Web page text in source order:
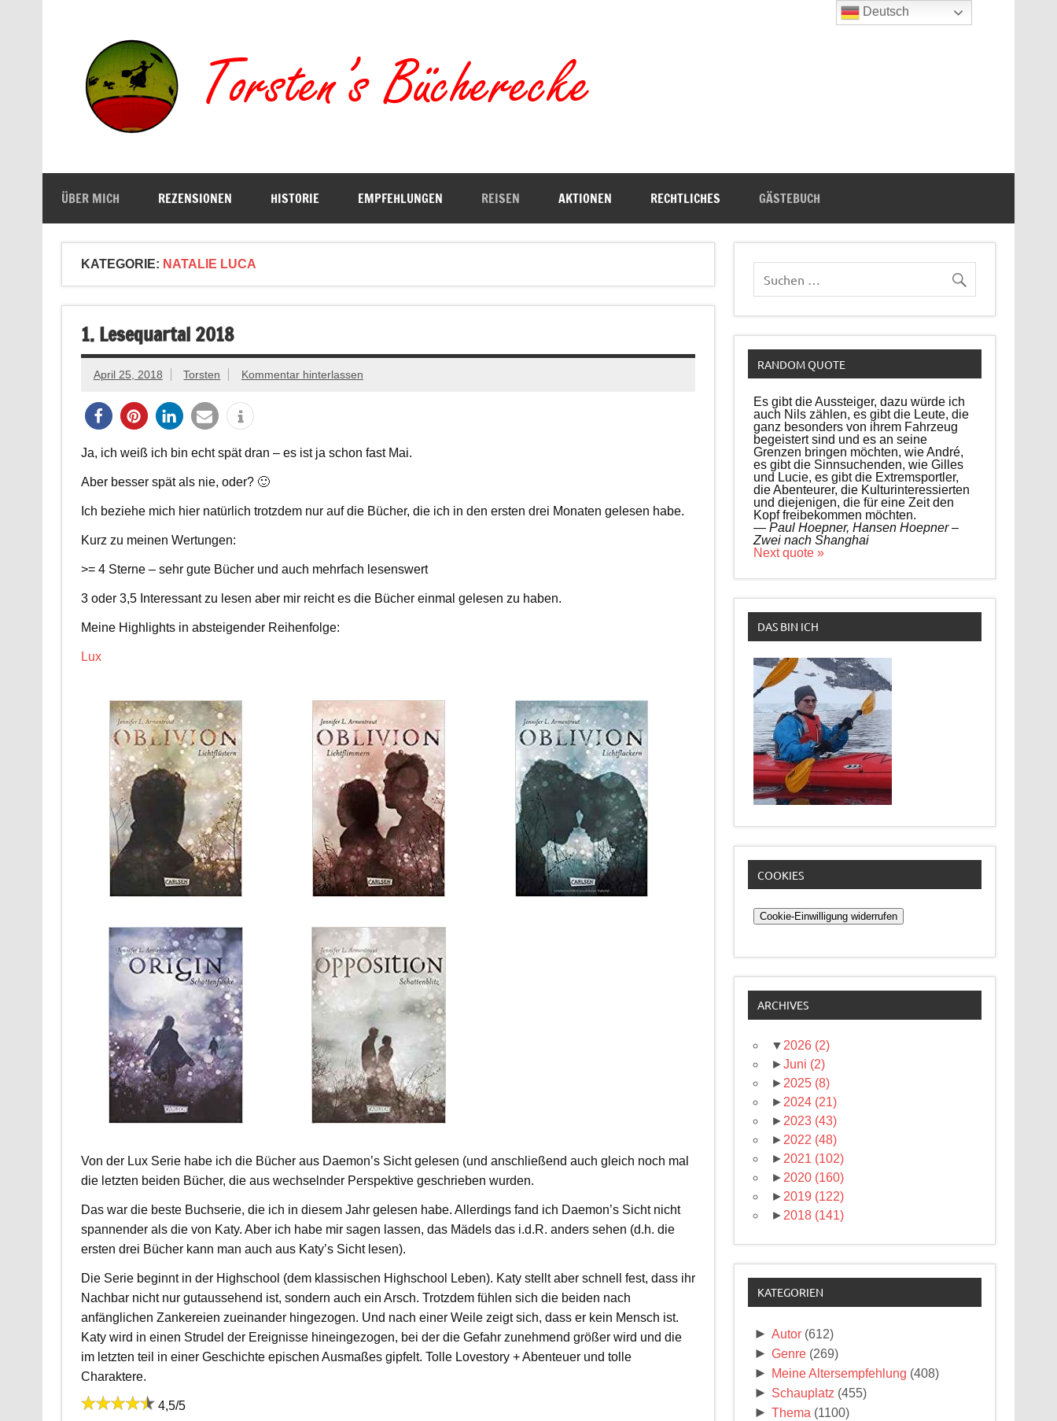
ÜBER MICH REZENSIONEN HISTORIE EMPFEHLUNGEN REISEN AKTIONEN RECHTLICHES GÄSTEBUCH
KATEGORIE: NATALIE LUCA
1. Lesequartal 2018
April 25, 2018 Torsten Kommentar hinterlassen
Ja, ich weiß ich bin echt spät dran – es ist ja schon fast Mai.
Aber besser spät als nie, oder? 🙂
Ich beziehe mich hier natürlich trotzdem nur auf die Bücher, die ich in den ersten drei Monaten gelesen habe.
Kurz zu meinen Wertungen:
>= 4 Sterne – sehr gute Bücher und auch mehrfach lesenswert
3 oder 3,5 Interessant zu lesen aber mir reicht es die Bücher einmal gelesen zu haben.
Meine Highlights in absteigender Reihenfolge:
Lux
Von der Lux Serie habe ich die Bücher aus Daemon’s Sicht gelesen (und anschließend auch gleich noch mal
die letzten beiden Bücher, die aus wechselnder Perspektive geschrieben wurden.
Das war die beste Buchserie, die ich in diesem Jahr gelesen habe. Allerdings fand ich Daemon’s Sicht nicht
spannender als die von Katy. Aber ich habe mir sagen lassen, das Mädels das i.d.R. anders sehen (d.h. die
ersten drei Bücher kann man auch aus Katy’s Sicht lesen).
Die Serie beginnt in der Highschool (dem klassischen Highschool Leben). Katy stellt aber schnell fest, dass ihr
Nachbar nicht nur gutaussehend ist, sondern auch ein Arsch. Trotzdem fühlen sich die beiden nach
anfänglichen Zankereien zueinander hingezogen. Und nach einer Weile zeigt sich, dass er kein Mensch ist.
Katy wird in einen Strudel der Ereignisse hineingezogen, bei der die Gefahr zunehmend größer wird und die
im letzten teil in einer Geschichte epischen Ausmaßes gipfelt. Tolle Lovestory + Abenteuer und tolle
Charaktere.
4,5/5
RANDOM QUOTE
Es gibt die Aussteiger, dazu würde ich
auch Nils zählen, es gibt die Leute, die
ganz besonders von ihrem Fahrzeug
begeistert sind und es an seine
Grenzen bringen möchten, wie André,
es gibt die Sinnsuchenden, wie Gilles
und Lucie, es gibt die Extremsportler,
die Abenteurer, die Kulturinteressierten
und diejenigen, die für eine Zeit den
Kopf freibekommen möchten.
—Paul Hoepner, Hansen Hoepner –
Zwei nach Shanghai
Next quote »
DAS BIN ICH
COOKIES
Cookie-Einwilligung widerrufen
ARCHIVES
▼ 2026 (2)
►Juni (2)
► 2025 (8)
► 2024 (21)
► 2023 (43)
► 2022 (48)
► 2021 (102)
► 2020 (160)
► 2019 (122)
► 2018 (141)
KATEGORIEN
► Autor (612)
► Genre (269)
► Meine Altersempfehlung (408)
► Schauplatz (455)
► Thema (1100)
Deutsch